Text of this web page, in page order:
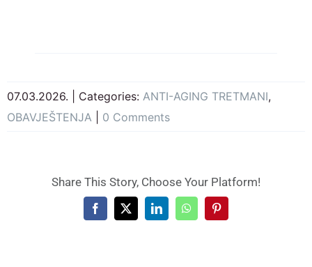
07.03.2026. Categories: ANTI-AGING TRETMANI,
OBAVJEŠTENJA
0 Comments
Share This Story, Choose Your Platform!
Facebook
X LinkedInWhatsAppPinterest